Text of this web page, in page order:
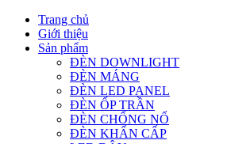
Trang chủ
Giới thiệu
Sản phẩm
ĐÈN DOWNLIGHT
ĐÈN MÁNG
ĐÈN LED PANEL
ĐÈN ỐP TRẦN
ĐÈN CHỐNG NỔ
ĐÈN KHẨN CẤP